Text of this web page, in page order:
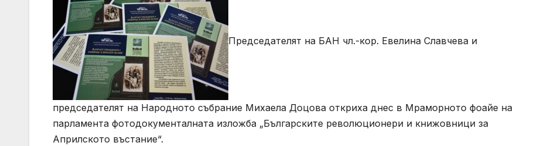
Председателят на БАН чл.-кор. Евелина Славчева и
председателят на Народното събрание Михаела Доцова откриха днес в Мраморното фоайе на
парламента фотодокументалната изложба „Българските революционери и книжовници за
Априлското въстание“.